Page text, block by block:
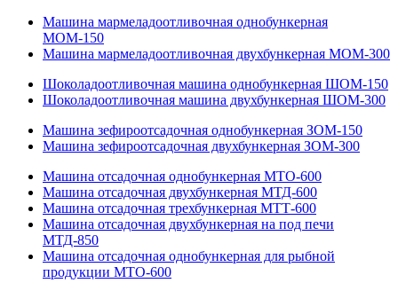
Машина мармеладоотливочная однобункерная
МОМ-150
Машина мармеладоотливочная двухбункерная МОМ-300
Шоколадоотливочная машина однобункерная ШОМ-150
Шоколадоотливочная машина двухбункерная ШОМ-300
Машина зефироотсадочная однобункерная ЗОМ-150
Машина зефироотсадочная двухбункерная ЗОМ-300
Машина отсадочная однобункерная МТО-600
Машина отсадочная двухбункерная МТД-600
Машина отсадочная трехбункерная МТТ-600
Машина отсадочная двухбункерная на под печи
МТД-850
Машина отсадочная однобункерная для рыбной
продукции МТО-600